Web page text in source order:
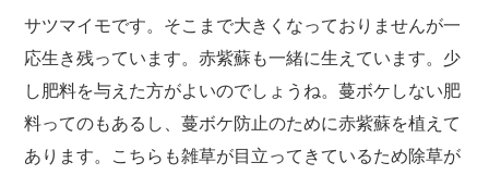
サツマイモです。そこまで大きくなっておりませんが一
応生き残っています。赤紫蘇も一緒に生えています。少
し肥料を与えた方がよいのでしょうね。蔓ボケしない肥
料ってのもあるし、蔓ボケ防止のために赤紫蘇を植えて
あります。こちらも雑草が目立ってきているため除草が